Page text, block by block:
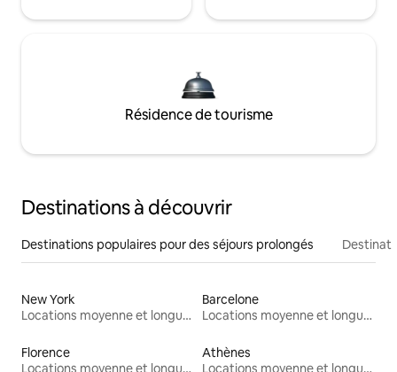
Résidence de tourisme
Destinations à découvrir
Destinations populaires pour des séjours prolongés
New York
Locations moyenne et longue durée
Barcelone
Locations moyenne et longue durée
Florence
Locations moyenne et longue durée
Athènes
Locations moyenne et longue durée